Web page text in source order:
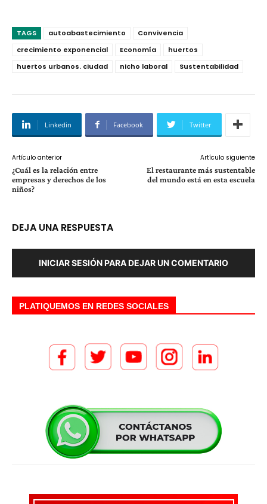
TAGS autoabastecimiento
Convivencia
crecimiento exponencial
Economía
huertos
huertos urbanos. ciudad
nicho laboral Sustentabilidad
Linkedin Facebook Twitter
Artículo anterior
¿Cuál es la relación entre
empresas y derechos de los
niños?
Artículo siguiente
El restaurante más sustentable
del mundo está en esta escuela
DEJA UNA RESPUESTA
INICIAR SESIÓN PARA DEJAR UN COMENTARIO
PLATIQUEMOS EN REDES SOCIALES